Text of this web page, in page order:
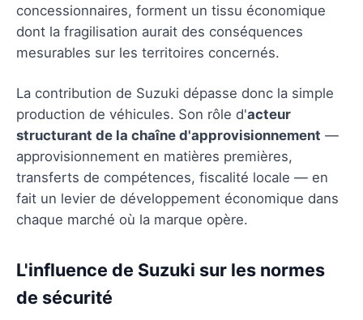
concessionnaires, forment un tissu économique
dont la fragilisation aurait des conséquences
mesurables sur les territoires concernés.
La contribution de Suzuki dépasse donc la simple
production de véhicules. Son rôle d'acteur
structurant de la chaîne d'approvisionnement —
approvisionnement en matières premières,
transferts de compétences, fiscalité locale — en
fait un levier de développement économique dans
chaque marché où la marque opère.
L'influence de Suzuki sur les normes
de sécurité